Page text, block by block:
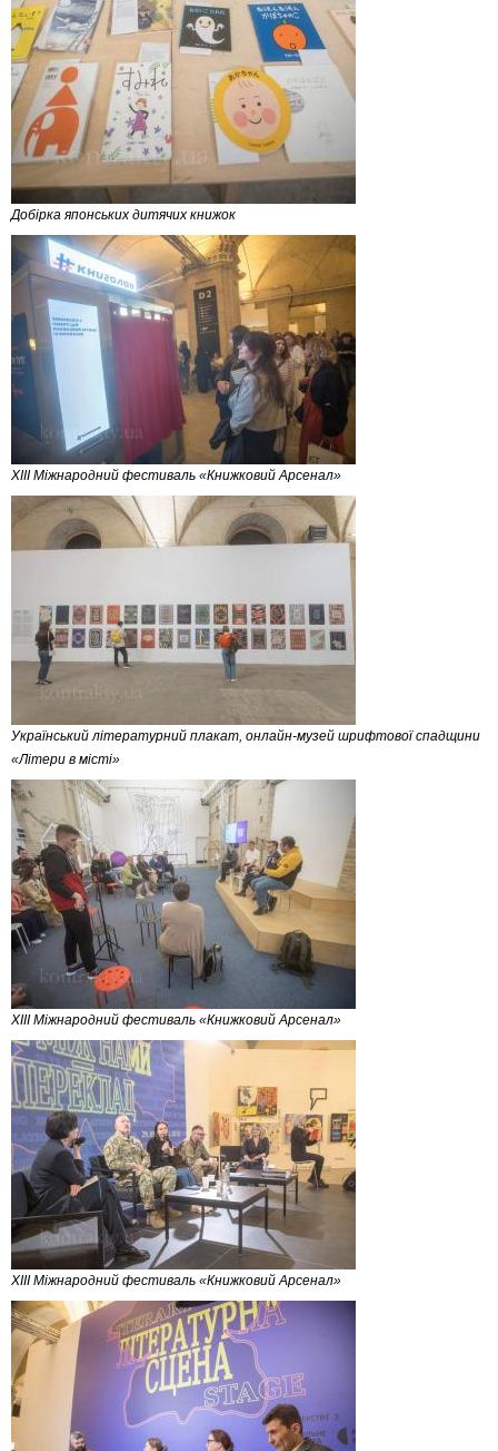
Добірка японських дитячих книжок
XIII Міжнародний фестиваль «Книжковий Арсенал»
Український літературний плакат, онлайн-музей шрифтової спадщини
«Літери в місті»
XIII Міжнародний фестиваль «Книжковий Арсенал»
XIII Міжнародний фестиваль «Книжковий Арсенал»